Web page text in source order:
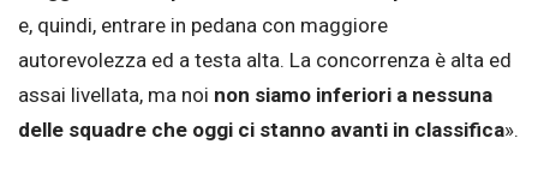
e, quindi, entrare in pedana con maggiore
autorevolezza ed a testa alta. La concorrenza è alta ed
assai livellata, ma noi non siamo inferiori a nessuna
delle squadre che oggi ci stanno avanti in classifica».